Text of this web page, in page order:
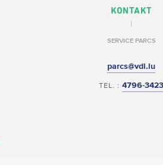
KONTAKT
SERVICE PARCS
parcs@vdl.lu
TEL. :4796-